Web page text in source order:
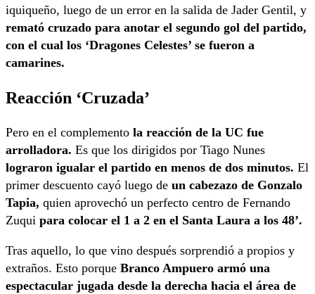
iquiqueño, luego de un error en la salida de Jader Gentil, y
remató cruzado para anotar el segundo gol del partido,
con el cual los ‘Dragones Celestes’ se fueron a
camarines.
Reacción ‘Cruzada’
Pero en el complemento la reacción de la UC fue
arrolladora. Es que los dirigidos por Tiago Nunes
lograron igualar el partido en menos de dos minutos. El
primer descuento cayó luego de un cabezazo de Gonzalo
Tapia, quien aprovechó un perfecto centro de Fernando
Zuqui para colocar el 1 a 2 en el Santa Laura a los 48’.
Tras aquello, lo que vino después sorprendió a propios y
extraños. Esto porque Branco Ampuero armó una
espectacular jugada desde la derecha hacia el área de